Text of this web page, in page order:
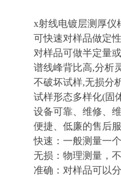
x射线电镀层测厚仪
可快速对样品做定
对样品可做半定量
谱线峰背比高,分析
不破坏试样,无损分
试样形态多样化(固
设备可靠、维修、
便捷、低廉的售后
快速：一般测量一
无损：物理测量，
准确：对样品可以